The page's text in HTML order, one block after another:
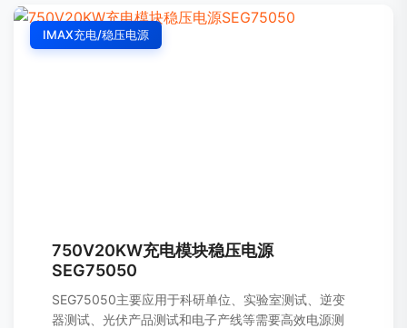
IMAX充电/稳压电源
750V20KW充电模块稳压电源
SEG75050
SEG75050主要应用于科研单位、实验室测试、逆变
器测试、光伏产品测试和电子产线等需要高效电源测